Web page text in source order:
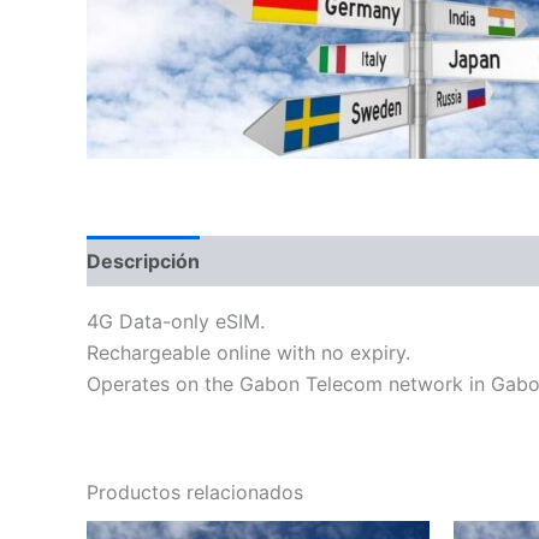
Descripción
4G Data-only eSIM.
Rechargeable online with no expiry.
Operates on the Gabon Telecom network in
Productos relacionados